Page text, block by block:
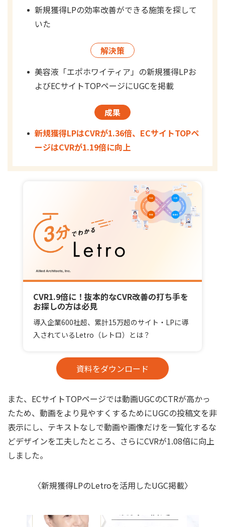
新規獲得LPの効率改善ができる施策を探して
いた
解決策
美容液「エポホワイティア」の新規獲得LPお
よびECサイトTOPページにUGCを掲載
成果
新規獲得LPはCVRが1.36倍、ECサイトTOPペ
ージはCVRが1.19倍に向上
CVR1.9倍に！抜本的なCVR改善の打ち手を
お探しの方は必見
導入企業600社超、累計15万超のサイト・LPに導
入されているLetro（レトロ）とは？
資料をダウンロード
また、ECサイトTOPページでは動画UGCのCTRが高かっ
たため、動画をより見やすくするためにUGCの投稿文を非
表示にし、テキストなしで動画や画像だけを一覧化するな
どデザインを工夫したところ、さらにCVRが1.08倍に向上
しました。
〈新規獲得LPのLetroを活用したUGC掲載〉